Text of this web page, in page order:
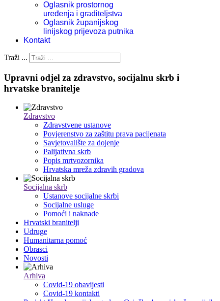
Oglasnik prostornog
uređenja i graditeljstva
Oglasnik županijskog
linijskog prijevoza putnika
Kontakt
Traži ...
Upravni odjel za zdravstvo, socijalnu skrb i
hrvatske branitelje
Zdravstvo
Zdravstvene ustanove
Povjerenstvo za zaštitu prava pacijenata
Savjetovalište za dojenje
Palijativna skrb
Popis mrtvozornika
Hrvatska mreža zdravih gradova
Socijalna skrb
Ustanove socijalne skrbi
Socijalne usluge
Pomoći i naknade
Hrvatski branitelji
Udruge
Humanitarna pomoć
Obrasci
Novosti
Arhiva
Covid-19 obavijesti
Covid-19 kontakti